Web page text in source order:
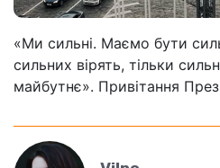
«Ми сильні. Маємо бути
сильних вірять, тільки
майбутнє». Привітання